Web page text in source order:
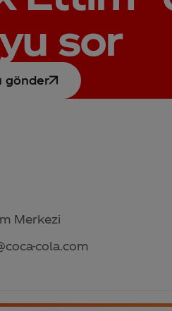
sor
gönder
Merkezi
cola.com